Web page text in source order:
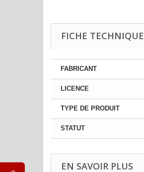
FICHE TECHNIQUE
FABRICANT
LICENCE
TYPE DE PRODUIT
STATUT
EN SAVOIR PLUS